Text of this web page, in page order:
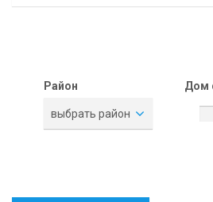
Район
выбрать район
Дом